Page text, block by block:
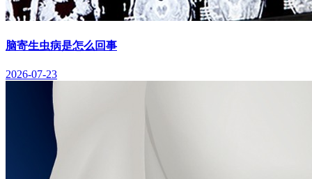
脑寄生虫病是怎么回事
2026-07-23